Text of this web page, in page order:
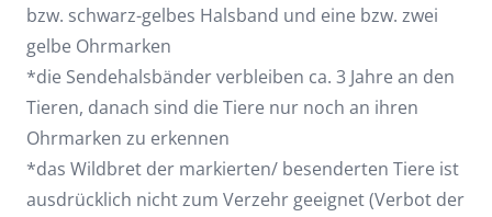
bzw. schwarz-gelbes Halsband und eine bzw. zwei
gelbe Ohrmarken
*die Sendehalsbänder verbleiben ca. 3 Jahre an den
Tieren, danach sind die Tiere nur noch an ihren
Ohrmarken zu erkennen
*das Wildbret der markierten/ besenderten Tiere ist
ausdrücklich nicht zum Verzehr geeignet (Verbot der